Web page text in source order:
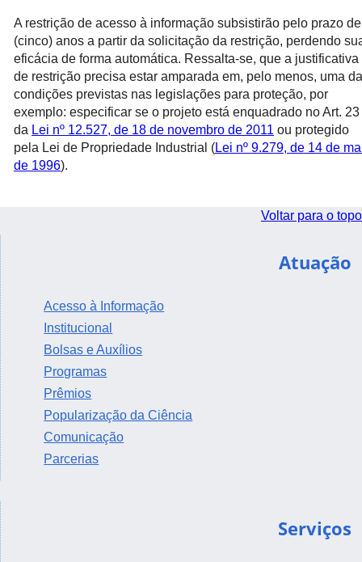
A restrição de acesso à informação subsistirão pelo prazo
(cinco) anos a partir da solicitação da restrição, perdendo
eficácia de forma automática. Ressalta-se, que a justificativa
de restrição precisa estar amparada em, pelo menos, uma
condições previstas nas legislações para proteção, por
exemplo: especificar se o projeto está enquadrado no Art. 23
da Lei nº 12.527, de 18 de novembro de 2011 ou protegido
pela Lei de Propriedade Industrial (Lei nº 9.279, de 14 de
de 1996).
Voltar para o topo
Atuação
Acesso à Informação
Institucional
Bolsas e Auxílios
Programas
Prêmios
Popularização da Ciência
Comunicação
Parcerias
Serviços